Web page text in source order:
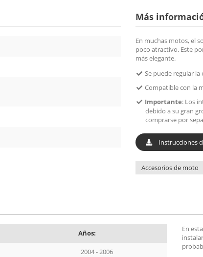
Más
En muchas motos, el
poco atractivo. Este
más elegante.
Se puede regular
Compatible con la
Importante: Los
debido a su gran
comprarse por
Instrucciones
Accesorios de moto
Años:
2004 - 2006
En